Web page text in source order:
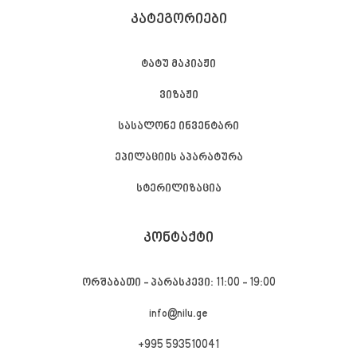
ᲙᲐᲢᲔᲒᲝᲠᲘᲔᲑᲘ
ტატუ მაკიაჟი
ვიზაჟი
სასალონე ინვენტარი
ეპილაციის აპარატურა
სტერილიზაცია
ᲙᲝᲜᲢᲐᲥᲢᲘ
ორშაბათი - პარასკევი: 11:00 - 19:00
info@nilu.ge
+995 593510041